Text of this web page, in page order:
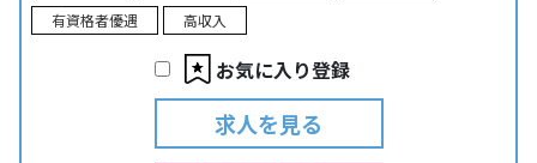
有資格者優遇
高収入
お気に入り登録
求人を見る